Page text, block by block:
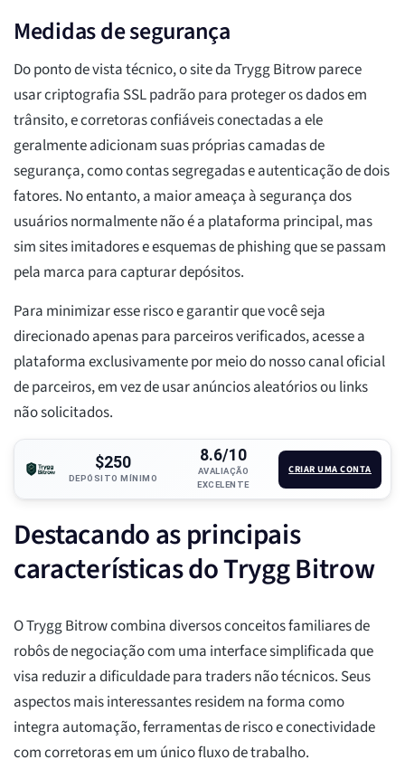
Medidas de segurança
Do ponto de vista técnico, o site da Trygg Bitrow parece
usar criptografia SSL padrão para proteger os dados em
trânsito, e corretoras confiáveis conectadas a ele
geralmente adicionam suas próprias camadas de
segurança, como contas segregadas e autenticação de dois
fatores. No entanto, a maior ameaça à segurança dos
usuários normalmente não é a plataforma principal, mas
sim sites imitadores e esquemas de phishing que se passam
pela marca para capturar depósitos.
Para minimizar esse risco e garantir que você seja
direcionado apenas para parceiros verificados, acesse a
plataforma exclusivamente por meio do nosso canal oficial
de parceiros, em vez de usar anúncios aleatórios ou links
não solicitados.
$250
DEPÓSITO MÍNIMO
8.6/10
AVALIAÇÃO
EXCELENTE
CRIAR UMA CONTA
Destacando as principais
características do Trygg Bitrow
O Trygg Bitrow combina diversos conceitos familiares de
robôs de negociação com uma interface simplificada que
visa reduzir a dificuldade para traders não técnicos. Seus
aspectos mais interessantes residem na forma como
integra automação, ferramentas de risco e conectividade
com corretoras em um único fluxo de trabalho.